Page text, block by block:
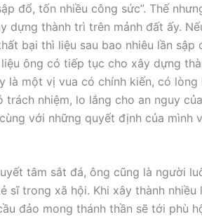
đổ, tốn nhiều công sức”. Thế
dựng thành trì trên mảnh đất ấy.
bại thì liệu sau bao nhiêu lần sập
liệu ông có tiếp tục cho xây dựng
là một vị vua có chính kiến, có
nhiệm, lo lắng cho an nguy
với những quyết định của mình
tâm sắt đá, ông cũng là người
trong xã hội. Khi xây thành nhiều
đảo mong thánh thần sẽ tới phù